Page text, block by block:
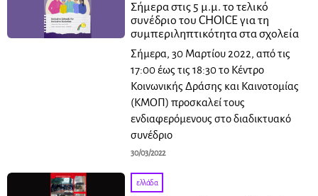
Σήμερα στις 5 μ.μ. το τελικό
συνέδριο του CHOICE για τη
συμπεριληπτικότητα στα σχολεία
Σήμερα, 30 Μαρτίου 2022, από τις
17:00 έως τις 18:30 το Κέντρο
Κοινωνικής Δράσης και Καινοτομίας
(ΚΜΟΠ) προσκαλεί τους
ενδιαφερόμενους στο διαδικτυακό
συνέδριο
30/03/2022
ελλάδα